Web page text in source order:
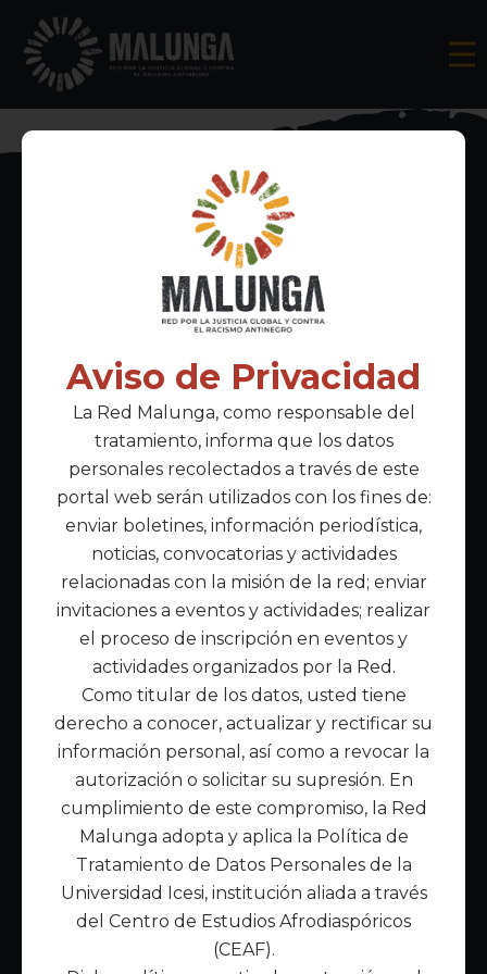
Inscríbete al boletín informativo
Acepto lapolítica de privacidad
Enlaces Principales
Inicio
Acerca de Malunga
Nuestra misión
Quiénes somos
Enlaces de interés
Publicaciones
Noticias
Contáctanos
Política de Tratamiento de Datos
Aviso de Privacidad
La Red Malunga, como responsable del
tratamiento, informa que los datos
personales recolectados a través de este
portal web serán utilizados con los fines de:
enviar boletines, información periodística,
noticias, convocatorias y actividades
relacionadas con la misión de la red; enviar
invitaciones a eventos y actividades; realizar
el proceso de inscripción en eventos y
actividades organizados por la Red.
Como titular de los datos, usted tiene
derecho a conocer, actualizar y rectificar su
información personal, así como a revocar la
autorización o solicitar su supresión. En
cumplimiento de este compromiso, la Red
Malunga adopta y aplica la Política de
Tratamiento de Datos Personales de la
Universidad Icesi, institución aliada a través
del Centro de Estudios Afrodiaspóricos
(CEAF).